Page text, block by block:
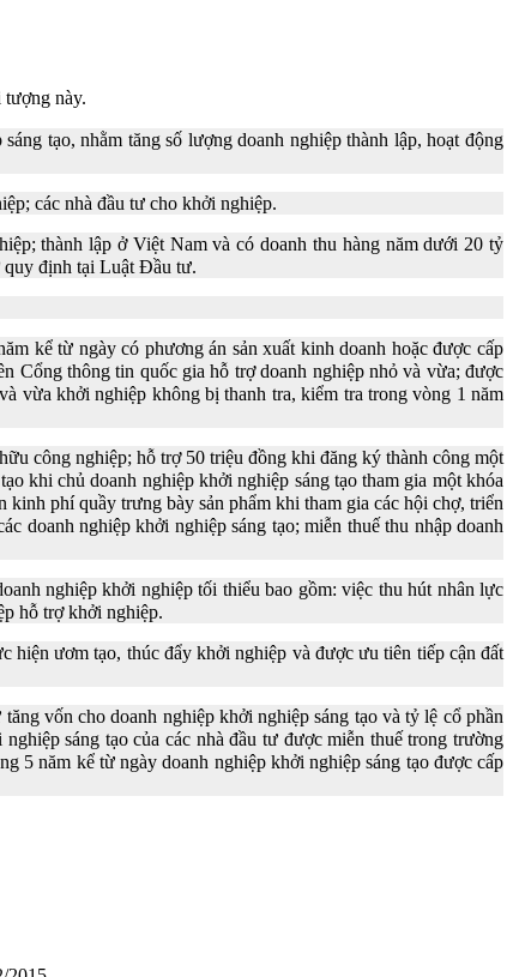
này.
tạo, nhằm tăng số lượng doanh nghiệp thành lập, hoạt động
các nhà đầu tư cho khởi nghiệp.
thành lập ở Việt Nam và có doanh thu hàng năm dưới 20 tỷ
quy định tại Luật Đầu tư.
kể từ ngày có phương án sản xuất kinh doanh hoặc được cấp
Cổng thông tin quốc gia hỗ trợ doanh nghiệp nhỏ và vừa; được
vừa khởi nghiệp không bị thanh tra, kiểm tra trong vòng 1 năm
công nghiệp; hỗ trợ 50 triệu đồng khi đăng ký thành công một
khi chủ doanh nghiệp khởi nghiệp sáng tạo tham gia một khóa
phí quầy trưng bày sản phẩm khi tham gia các hội chợ, triển
doanh nghiệp khởi nghiệp sáng tạo; miễn thuế thu nhập doanh
nghiệp khởi nghiệp tối thiểu bao gồm: việc thu hút nhân lực
hỗ trợ khởi nghiệp.
hiện ươm tạo, thúc đẩy khởi nghiệp và được ưu tiên tiếp cận đất
vốn cho doanh nghiệp khởi nghiệp sáng tạo và tỷ lệ cổ phần
sáng tạo của các nhà đầu tư được miễn thuế trong trường
5 năm kể từ ngày doanh nghiệp khởi nghiệp sáng tạo được cấp